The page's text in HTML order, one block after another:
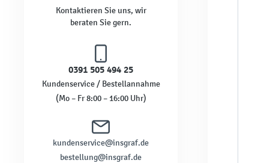
Kontaktieren Sie uns, wir
beraten Sie gern.
0391 505 494 25
Kundenservice / Bestellannahme
(Mo – Fr 8:00 – 16:00 Uhr)
kundenservice@insgraf.de
bestellung@insgraf.de